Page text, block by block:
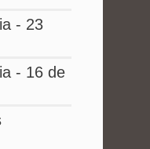
- 23
- 16 de